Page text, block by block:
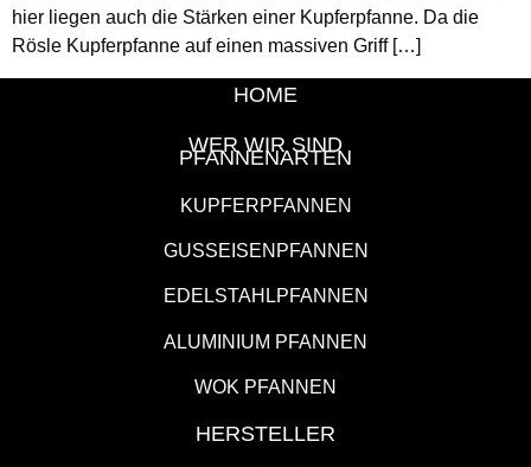
hier liegen auch die Stärken einer Kupferpfanne. Da die
Rösle Kupferpfanne auf einen massiven Griff […]
HOME
WER WIR SIND
PFANNENARTEN
KUPFERPFANNEN
GUSSEISENPFANNEN
EDELSTAHLPFANNEN
ALUMINIUM PFANNEN
WOK PFANNEN
HERSTELLER